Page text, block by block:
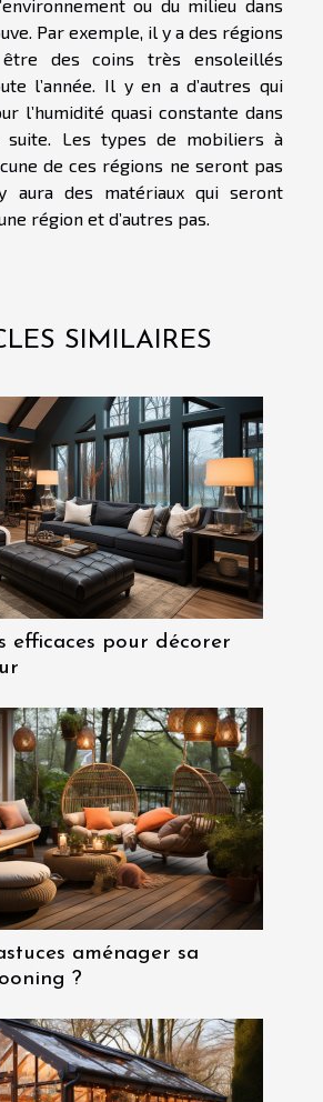
ou du milieu dans
Par exemple, il y a des régions
des coins très ensoleillés
l’année. Il y en a d’autres qui
l’humidité quasi constante dans
suite. Les types de mobiliers à
de ces régions ne seront pas
aura des matériaux qui seront
région et d’autres pas.
SIMILAIRES
efficaces pour décorer
aménager sa
?